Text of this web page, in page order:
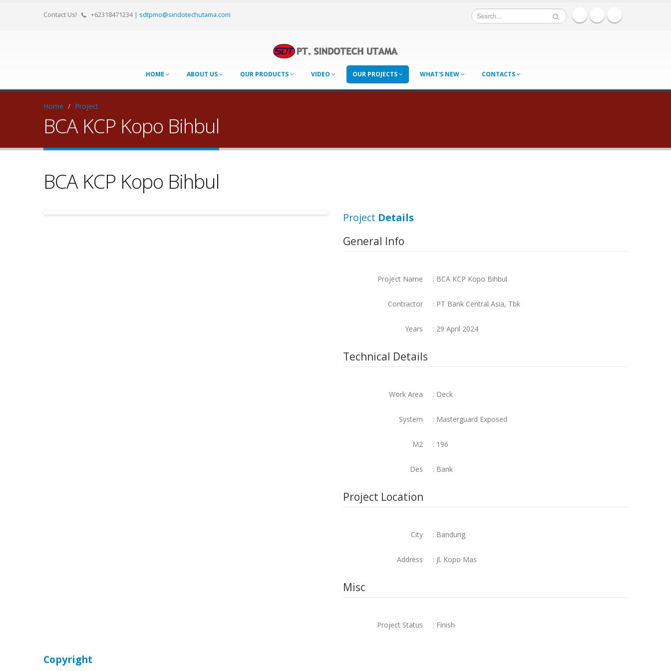
Contact Us! +62318471234 | sdtpmo@sindotechutama.com
HOME ABOUT US OUR PRODUCTS VIDEO OUR PROJECTS WHAT'S NEW CONTACTS
Home / Project
BCA KCP Kopo Bihbul
BCA KCP Kopo Bihbul
Project Details
General Info
Project Name : BCA KCP Kopo Bihbul
Contractor : PT Bank Central Asia, Tbk
Years : 29 April 2024
Technical Details
Work Area : Deck
System : Masterguard Exposed
M2 : 196
Des : Bank
Project Location
City : Bandung
Address : Jl. Kopo Mas
Misc
Project Status : Finish
Copyright